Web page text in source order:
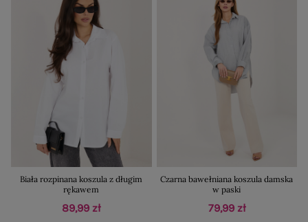
Biała rozpinana koszula z długim
rękawem
89,99 zł
Czarna bawełniana koszula damska
w paski
79,99 zł